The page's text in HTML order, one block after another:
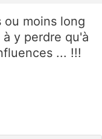
moins long
y perdre qu'à
... !!!